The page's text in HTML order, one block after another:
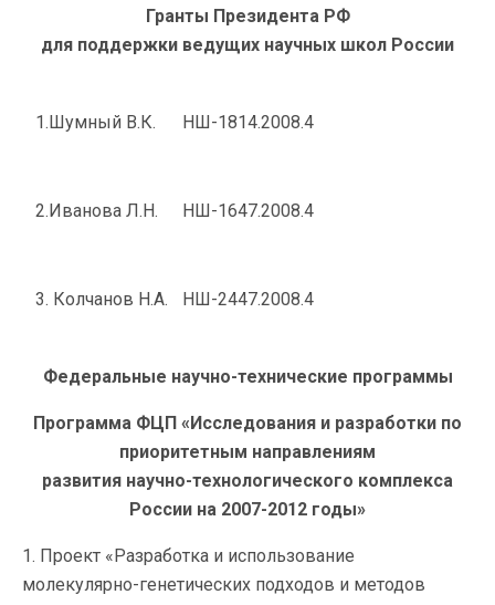
Гранты Президента РФ
для поддержки ведущих научных школ России
1.Шумный В.К. НШ-1814.2008.4
2.Иванова Л.Н. НШ-1647.2008.4
3. Колчанов Н.А. НШ-2447.2008.4
Федеральные научно-технические программы
Программа ФЦП «Исследования и разработки по
приоритетным направлениям
развития научно-технологического комплекса
России на 2007-2012 годы»
1. Проект «Разработка и использование
молекулярно-генетических подходов и методов